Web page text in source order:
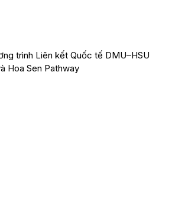
trình Liên kết Quốc tế DMU–HSU
Hoa Sen Pathway